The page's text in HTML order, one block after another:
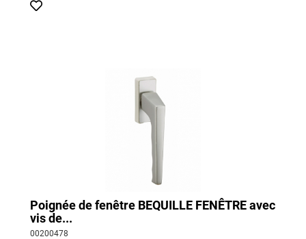
Poignée de fenêtre BEQUILLE FENÊTRE avec
vis de...
00200478